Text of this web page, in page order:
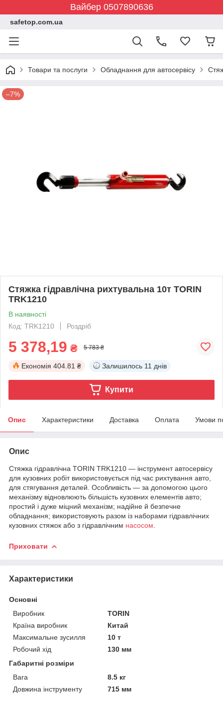
Вайбер 0507890636
safetop.com.ua
Товари та послуги Обладнання для автосервісу
–7%
Стяжка гідравлічна рихтувальна 10т TORIN
TRK1210
В наявності
Код: TRK1210
Роздріб
5 378,19 ₴ 5 783 ₴
Економія 404.81 ₴ Залишилось 11 днів
Купити
Опис Характеристики Доставка Оплата Умови
Опис
Стяжка гідравлічна TORIN TRK1210 — інструмент автосервісу
для кузовних робіт використовується під час рихтування авто,
для стягування деталей. Особливість — за допомогою цього
механізму відновлюють більшість кузовних елементів авто;
простий і дуже міцний механізм; надійне й безпечне
обладнання; використовують разом із наборами гідравлічних
кузовних стяжок або з гідравлічним насосом
Приховати
Характеристики
Основні
Виробник
TORIN
Країна виробник
Китай
Максимальне зусилля
10 т
Робочий хід
130 мм
Габаритні розміри
Вага
8.5 кг
Довжина інструменту
715 мм